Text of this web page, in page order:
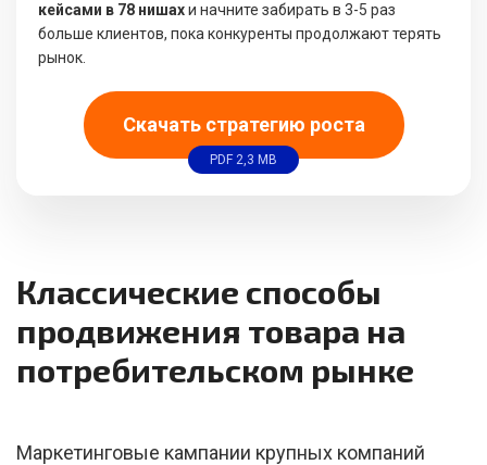
кейсами в 78 нишахи начните забирать в 3-5 раз
больше клиентов, пока конкуренты продолжают терять
рынок.
Скачать стратегию роста
PDF 2,3 MB
Классические способы
продвижения товара на
потребительском рынке
Маркетинговые кампании крупных компаний